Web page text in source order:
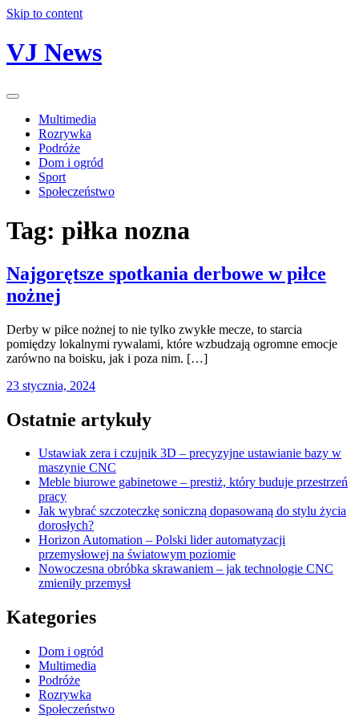
Skip to content
VJ News
Multimedia
Rozrywka
Podróże
Dom i ogród
Sport
Społeczeństwo
Tag: piłka nozna
Najgorętsze spotkania derbowe w piłce
nożnej
Derby w piłce nożnej to nie tylko zwykłe mecze, to starcia
pomiędzy lokalnymi rywalami, które wzbudzają ogromne emocje
zarówno na boisku, jak i poza nim. […]
23 stycznia, 2024
Ostatnie artykuły
Ustawiak zera i czujnik 3D – precyzyjne ustawianie bazy w
maszynie CNC
Meble biurowe gabinetowe – prestiż, który buduje przestrzeń
pracy
Jak wybrać szczoteczkę soniczną dopasowaną do stylu życia
dorosłych?
Horizon Automation – Polski lider automatyzacji
przemysłowej na światowym poziomie
Nowoczesna obróbka skrawaniem – jak technologie CNC
zmieniły przemysł
Kategories
Dom i ogród
Multimedia
Podróże
Rozrywka
Społeczeństwo